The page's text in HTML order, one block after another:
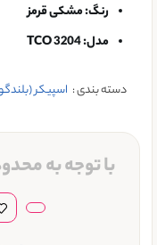
رنگ: مشکی قرمز
مدل: TCO 3204
دسته بندی : اسپیکر
با توجه به